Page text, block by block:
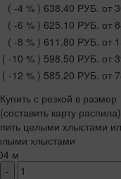
( -4 % ) 638.40 РУБ. от
( -6 % ) 625.10 РУБ. от
( -8 % ) 611.80 РУБ. от
( -10 % ) 598.50 РУБ. от
( -12 % ) 585.20 РУБ. от
Купить с резкой в размер
(составить карту распила)
целыми хлыстами
хлыстами
м
-